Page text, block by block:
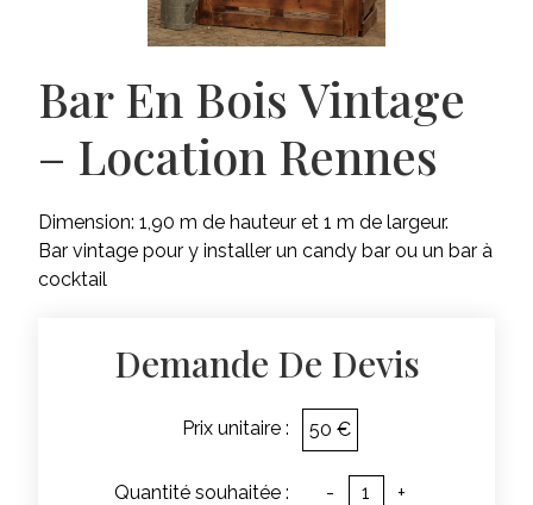
Bar En Bois Vintage
– Location Rennes
Dimension: 1,90 m de hauteur et 1 m de largeur.
Bar vintage pour y installer un candy bar ou un bar à
cocktail
Demande De Devis
Prix unitaire : 50 €
Quantité souhaitée : - +